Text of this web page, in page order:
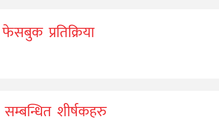
फेसबुक प्रतिक्रिया
सम्बन्धित शीर्षकहरु